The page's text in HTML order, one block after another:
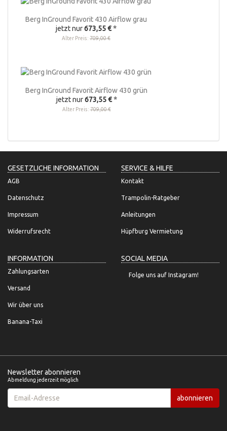
Berg InGround Favorit 430 Airflow grau
jetzt nur673,55 €*
Alter Preis: 709,00 €
Berg InGround Favorit Airflow 430 grün
jetzt nur673,55 € *
Alter Preis:709,00 €
GESETZLICHE INFORMATION
AGB
Datenschutz
Impressum
Widerrufsrecht
SERVICE & HILFE
Kontakt
Trampolin-Ratgeber
Anleitungen
Hüpfburg Vermietung
INFORMATION
Zahlungsarten
Versand
Wir über uns
Banana-Taxi
SOCIAL MEDIA
Folge uns auf Instagram!
Newsletter abonnieren
Abmeldung jederzeit möglich
Email-
Adresse
abonnieren